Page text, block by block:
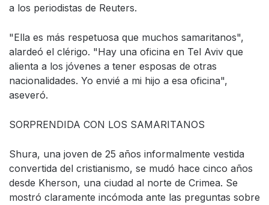
a los periodistas de Reuters.
"Ella es más respetuosa que muchos samaritanos",
alardeó el clérigo. "Hay una oficina en Tel Aviv que
alienta a los jóvenes a tener esposas de otras
nacionalidades. Yo envié a mi hijo a esa oficina",
aseveró.
SORPRENDIDA CON LOS SAMARITANOS
Shura, una joven de 25 años informalmente vestida
convertida del cristianismo, se mudó hace cinco años
desde Kherson, una ciudad al norte de Crimea. Se
mostró claramente incómoda ante las preguntas sobre